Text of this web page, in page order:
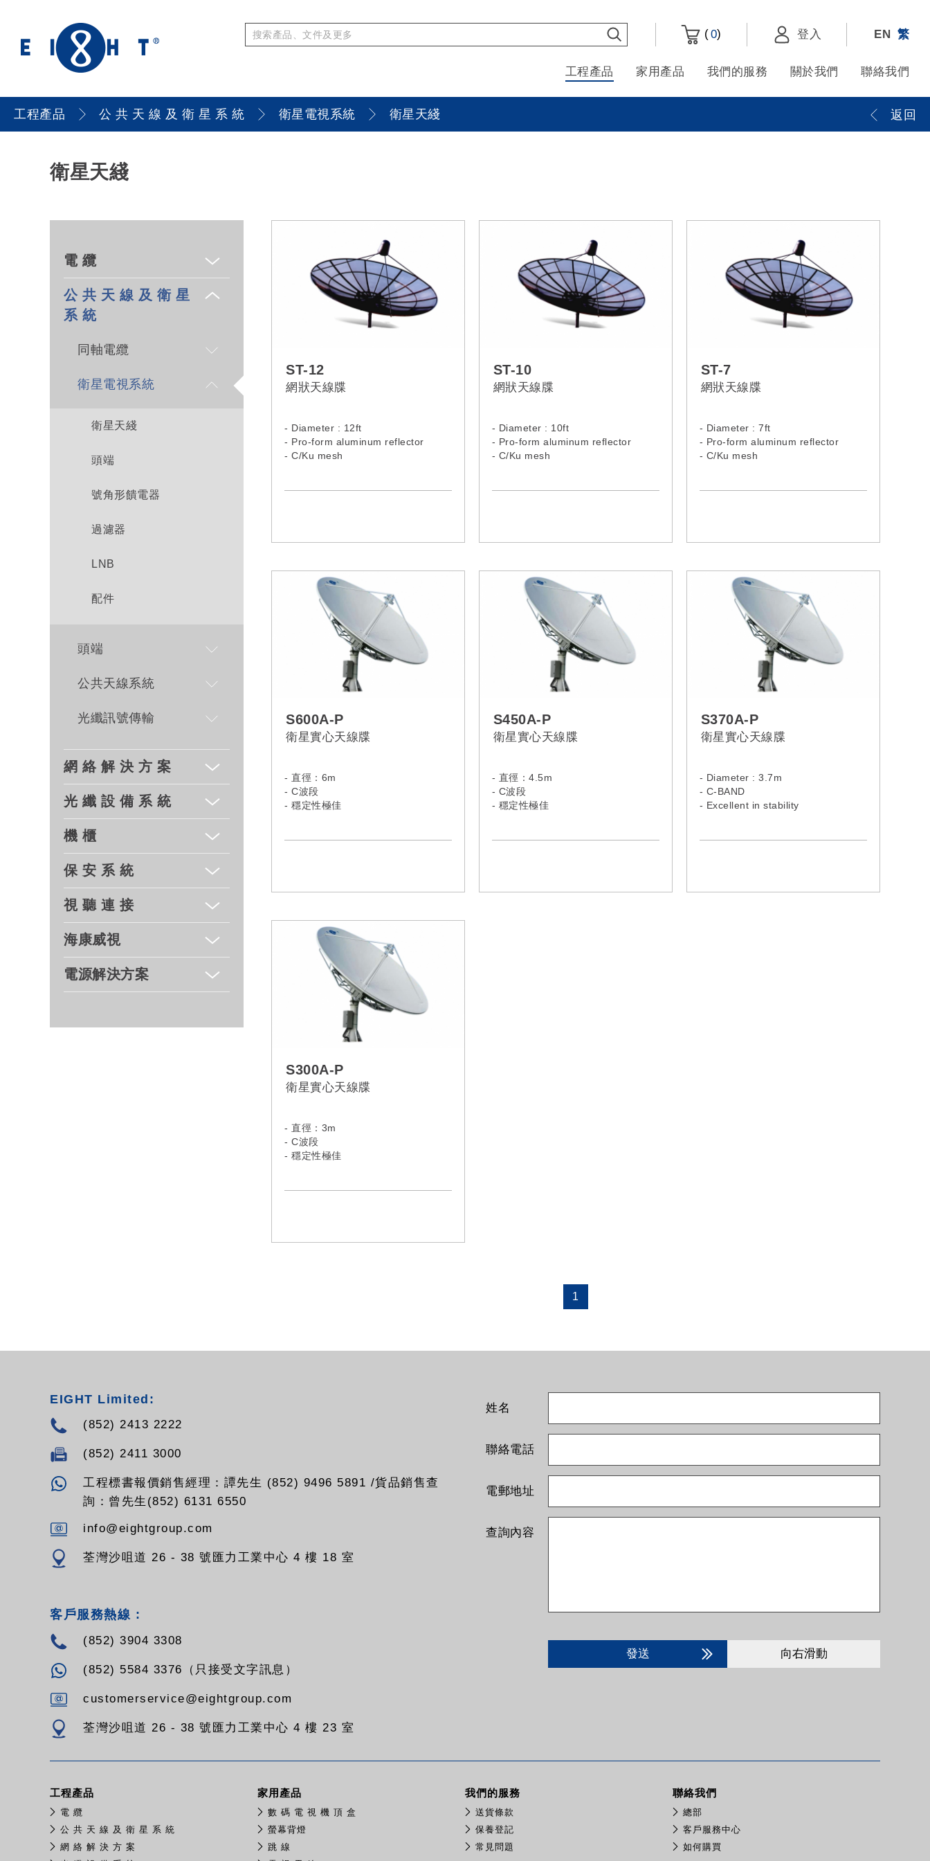
(0) 登入 EN 繁
工程產品 家用產品 我們的服務 關於我們 聯絡我們
工程產品 公 共 天 線 及 衛 星 系 統 衛星電視系統 衛星天綫 返回
衛星天綫
電 纜
公 共 天 線 及 衛 星
系 統
同軸電纜
衛星電視系統
衛星天綫
頭端
號角形饋電器
過濾器
LNB
配件
頭端
公共天線系統
光纖訊號傳輸
網 絡 解 決 方 案
光 纖 設 備 系 統
機 櫃
保 安 系 統
視 聽 連 接
​海康威視
電源解決方案
ST-12
網狀天線牒
- Diameter : 12ft
- Pro-form aluminum reflector
- C/Ku mesh
ST-10
網狀天線牒
- Diameter : 10ft
- Pro-form aluminum reflector
- C/Ku mesh
ST-7
網狀天線牒
- Diameter : 7ft
- Pro-form aluminum reflector
- C/Ku mesh
S600A-P
衛星實心天線牒
- 直徑：6m
- C波段
- 穩定性極佳
S450A-P
衛星實心天線牒
- 直徑：4.5m
- C波段
- 穩定性極佳
S370A-P
衛星實心天線牒
- Diameter : 3.7m
- C-BAND
- Excellent in stability
S300A-P
衛星實心天線牒
- 直徑：3m
- C波段
- 穩定性極佳
1
EIGHT Limited:
(852) 2413 2222
(852) 2411 3000
工程標書報價銷售經理：譚先生 (852) 9496 5891 /貨品銷售查
詢：曾先生(852) 6131 6550
info@eightgroup.com
荃灣沙咀道 26 - 38 號匯力工業中心 4 樓 18 室
客戶服務熱線 :
(852) 3904 3308
(852) 5584 3376（只接受文字訊息）
customerservice@eightgroup.com
荃灣沙咀道 26 - 38 號匯力工業中心 4 樓 23 室
姓名
聯絡電話
電郵地址
查詢內容
發送 向右滑動
工程產品
電 纜
公 共 天 線 及 衛 星 系 統
網 絡 解 決 方 案
家用產品
數 碼 電 視 機 頂 盒
螢幕背燈
跳 線
我們的服務
送貨條款
保養登記
常見問題
聯絡我們
總部
客戶服務中心
如何購買